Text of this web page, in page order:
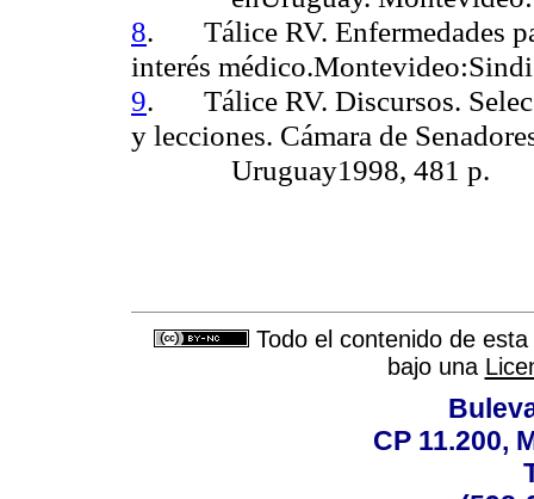
8. Tálice RV. Enfermedades
interés
9. Tálice RV. Discursos.
y lecciones. Cámara de
Uruguay1998, 481 p.
Todo el contenido de
bajo una
CP 11.200,